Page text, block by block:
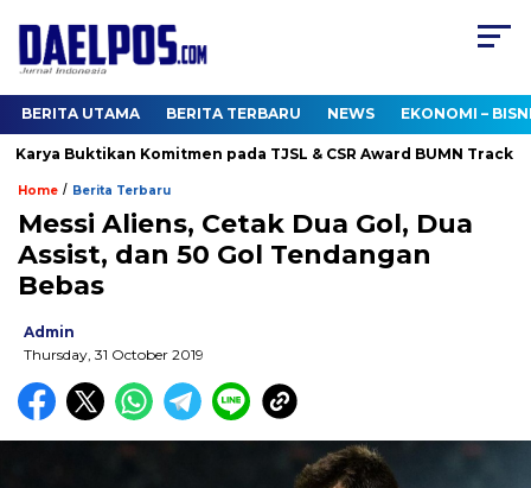
BERITA UTAMA BERITA TERBARU NEWS EKONOMI –
Buktikan Komitmen pada TJSL & CSR Award BUMN Track 2026
Home / Berita Terbaru
Messi Aliens, Cetak Dua Gol, Dua
Assist, dan 50 Gol Tendangan
Bebas
Admin
Thursday, 31 October 2019